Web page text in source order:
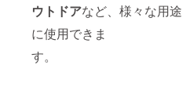
ウトドアなど、様々な用途
に使用できま
す。